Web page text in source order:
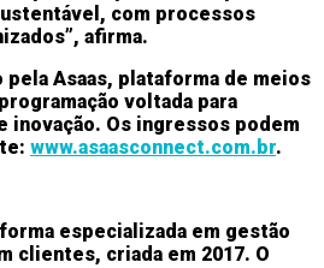
com processos
afirma.
Asaas, plataforma de meios
voltada para
inovação. Os ingressos podem
www.asaasconnect.com.br.
especializada em gestão
clientes, criada em 2017. O